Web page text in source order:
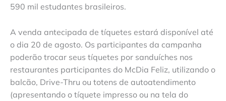
590 mil estudantes brasileiros.
A venda antecipada de tíquetes estará disponível até
o dia 20 de agosto. Os participantes da campanha
poderão trocar seus tíquetes por sanduíches nos
restaurantes participantes do McDia Feliz, utilizando o
balcão, Drive-Thru ou totens de autoatendimento
(apresentando o tíquete impresso ou na tela do